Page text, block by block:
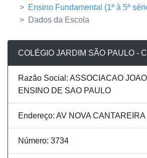
Ensino Fundamental (1ª à 5ª
Dados da Escola
COLÉGIO JARDIM SÃO PAULO -
Razão Social: ASSOCIACAO
ENSINO DE SAO PAULO
Endereço: AV NOVA CANTAREIRA
Número: 3734